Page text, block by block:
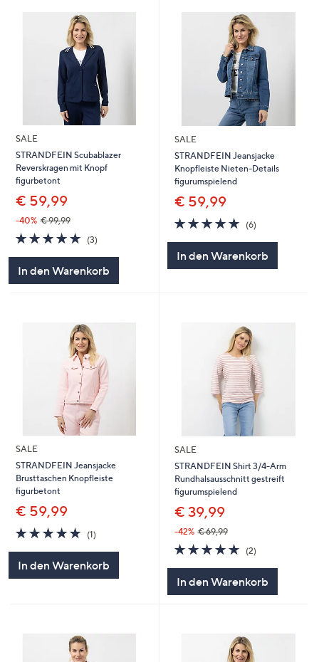
SALE
STRANDFEIN Scubablazer
Reverskragen mit Knopf
figurbetont
€ 59,99
-40% € 99,99
5.0
von
5
(3)
In den Warenkorb
SALE
STRANDFEIN Jeansjacke
Knopfleiste Nieten-Details
figurumspielend
€ 59,99
5.0
von
5
(6)
In den Warenkorb
SALE
STRANDFEIN Jeansjacke
Brusttaschen Knopfleiste
figurbetont
€ 59,99
5.0
von
(1)
In den Warenkorb
SALE
STRANDFEIN Shirt 3/4-Arm
Rundhalsausschnitt gestreift
figurumspielend
€ 39,99
-42% € 69,99
5.0
von
5
(2)
In den Warenkorb